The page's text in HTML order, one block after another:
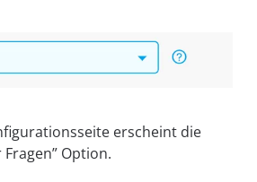
erscheint die
Fragen” Option.